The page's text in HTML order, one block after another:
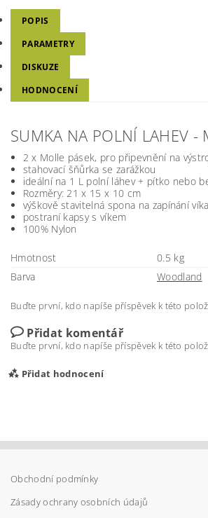
POPIS
PARAMETRY
DISKUZE
HODNOCENÍ
SUMKA NA POLNÍ LAHEV -
2 x Molle pásek, pro připevnění na
stahovací šňůrka se zarážkou
ideální na 1 L polní láhev + pítko nebo
Rozměry: 21 x 15 x 10 cm
výškově stavitelná spona na zapínání víka
postraní kapsy s víkem
100% Nylon
Hmotnost
0.5 kg
Barva
Woodland
Buďte první, kdo napíše příspěvek k této
Přidat komentář
Buďte první, kdo napíše příspěvek k této
Přidat hodnocení
Obchodní podmínky
Zásady ochrany osobních údajů